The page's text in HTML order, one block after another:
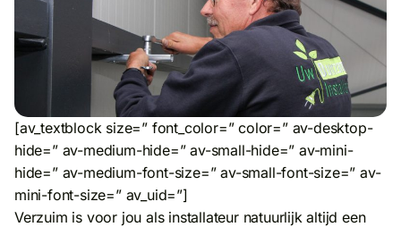
[av_textblock size=” font_color=” color=” av-desktop-
hide=” av-medium-hide=” av-small-hide=” av-mini-
hide=” av-medium-font-size=” av-small-font-size=” av-
mini-font-size=” av_uid=”]
Verzuim is voor jou als installateur natuurlijk altijd een